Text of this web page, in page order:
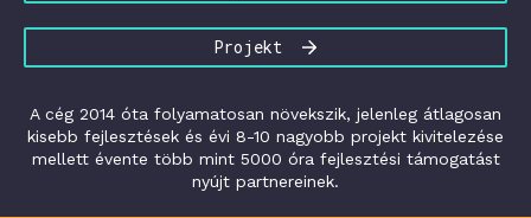
Projekt
A cég 2014 óta folyamatosan növekszik, jelenleg átlagosan
kisebb fejlesztések és évi 8-10 nagyobb projekt kivitelezése
mellett évente több mint 5000 óra fejlesztési támogatást
nyújt partnereinek.